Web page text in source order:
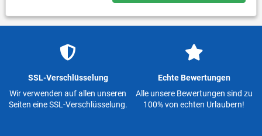
SSL-Verschlüsselung
Wir verwenden auf allen unseren
Seiten eine SSL-Verschlüsselung.
Echte Bewertungen
Alle unsere Bewertungen sind zu
100% von echten Urlaubern!